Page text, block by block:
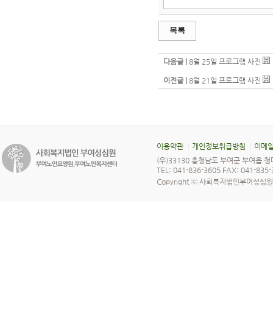
목록
다음글 | 8월 25일 프로그램 사진
이전글 | 8월 21일 프로그램 사진
이용약관 개인정보취급방침
이메
(우)33130 충청남도 부여군 부여읍
TEL: 041-836-3605 FAX: 041-
Copyright ⓒ 사회복지법인부여성심